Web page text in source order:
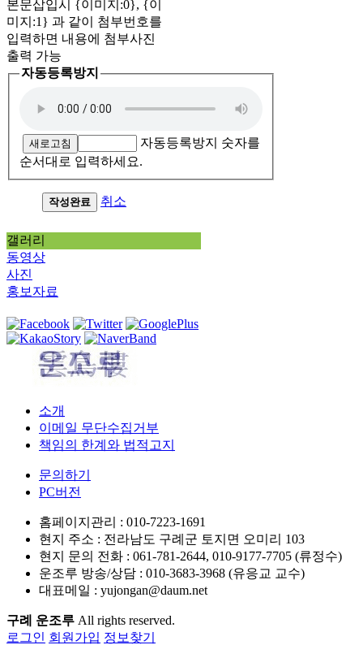
본문삽입시 {이미지:0}, {이
미지:1} 과 같이 첨부번호를
입력하면 내용에 첨부사진
출력 가능
자동등록방지
새로고침
자동등록방지 숫자를
순서대로 입력하세요.
작성완료 취소
갤러리
동영상
사진
홍보자료
소개
이메일 무단수집거부
책임의 한계와 법적고지
문의하기
PC버전
홈페이지관리 : 010-7223-1691
현지 주소 : 전라남도 구례군 토지면 오미리 103
현지 문의 전화 : 061-781-2644, 010-9177-7705 (류정수)
운조루 방송/상담 : 010-3683-3968 (유응교 교수)
대표메일 : yujongan@daum.net
구례 운조루 All rights reserved.
로그인 회원가입 정보찾기